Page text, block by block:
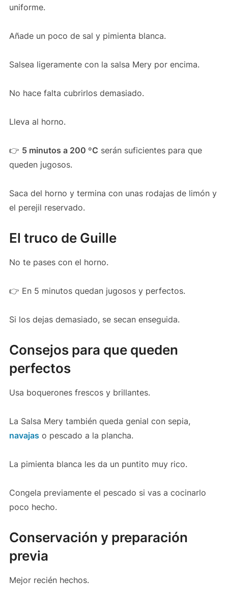
uniforme.
Añade un poco de sal y pimienta blanca.
Salsea ligeramente con la salsa Mery por encima.
No hace falta cubrirlos demasiado.
Lleva al horno.
👉 5 minutos a 200 ºC serán suficientes para que
queden jugosos.
Saca del horno y termina con unas rodajas de limón y
el perejil reservado.
El truco de Guille
No te pases con el horno.
👉 En 5 minutos quedan jugosos y perfectos.
Si los dejas demasiado, se secan enseguida.
Consejos para que queden
perfectos
Usa boquerones frescos y brillantes.
La Salsa Mery también queda genial con sepia,
navajas o pescado a la plancha.
La pimienta blanca les da un puntito muy rico.
Congela previamente el pescado si vas a cocinarlo
poco hecho.
Conservación y preparación
previa
Mejor recién hechos.